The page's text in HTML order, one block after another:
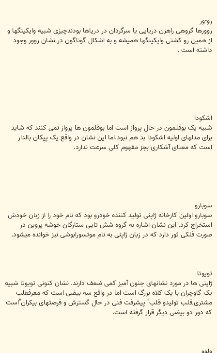
رو-ور
روورها گروهی راهزن دریایی یا سرگردان در دریاها بودندچیزی شبیه وایکینگها و
از همین رو کشتی وایکینگها همیشه و به اشکال گوناگون در نشان روور وجود
داشته است .
اشکودا
شبیه یک بوقلمون در حال پرواز است اما بوقلمون ها پرواز نمی کنند که شاید
برای مدلهای اولیه اشکودا بد هم نبود.اما این نشان در واقع یک پیکان بالدار
است که معنای آشکاری بجز مفهوم کلی سرعت ندارد.
سوبارو
سوبارو اولین کارخانه ژاپنی تولید کننده خودرو بود که نام خود را از زبان خودش
استخراج کرد. این نشان اشاره به گروه شش تایی ستارگان خوشه پروین در
صورت فلکی ثور دارد که در زبان ژاپنی به نام موتسورابوشی نیز خوانده میشود.
تویوتا
ژاپنی ها در مورد نشانهای جنون آمیز کمی ضعف دارند. نشان کنونی تویوتا شبیه
یک گاوچران با یک کلاه بزرگ است اما در واقع سه بیضی است که معرفقلب
مشتری,قلب تولیدو قلب" پیشرفت فنی در حال گسترش و فرصتهای بیکران"است
که دور دو بیضی دیگر قرار گرفته است.